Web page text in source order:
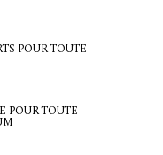
POUR TOUTE
POUR TOUTE